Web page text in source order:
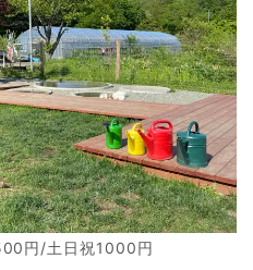
円/土日祝1000円